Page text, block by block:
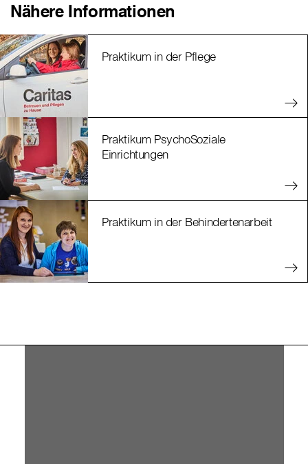
Nähere Informationen
Praktikum in der Pflege
Praktikum PsychoSoziale
Einrichtungen
Praktikum in der Behindertenarbeit